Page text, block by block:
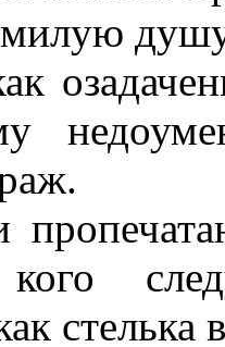
милую
кого